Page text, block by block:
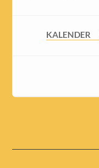
KALENDER